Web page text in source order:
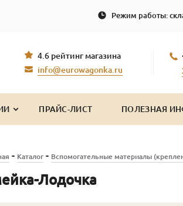
Режим работы:
4.6 рейтинг магазина
info@eurowagonka.ru
ПРАЙС-ЛИСТ ПОЛЕЗНАЯ
- Каталог- Вспомогательные материалы
Лодочка